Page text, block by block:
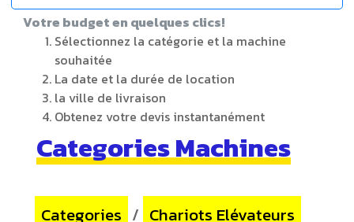
Votre budget en quelques clics!
Sélectionnez la catégorie et la machine
souhaitée
La date et la durée de location
la ville de livraison
Obtenez votre devis instantanément
Categories Machines
Categories / Chariots Elévateurs